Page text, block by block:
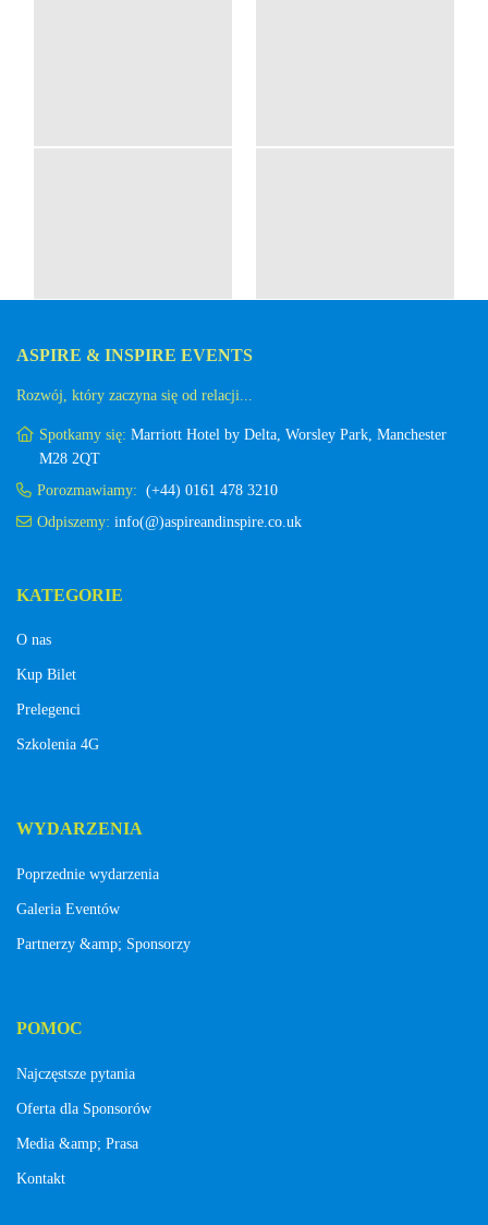
ASPIRE & INSPIRE EVENTS
Rozwój, który zaczyna się od relacji...
Spotkamy się: Marriott Hotel by Delta, Worsley Park, Manchester
M28 2QT
Porozmawiamy: (+44) 0161 478 3210
Odpiszemy: info(@)aspireandinspire.co.uk
KATEGORIE
O nas
Kup Bilet
Prelegenci
Szkolenia 4G
WYDARZENIA
Poprzednie wydarzenia
Galeria Eventów
Partnerzy &amp; Sponsorzy
POMOC
Najczęstsze pytania
Oferta dla Sponsorów
Media &amp; Prasa
Kontakt